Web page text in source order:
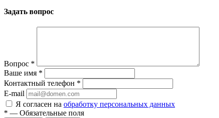
Задать вопрос
Вопрос *
Ваше имя *
Контактный телефон *
E-mail
Я согласен на обработку персональных данных
* — Обязательные поля